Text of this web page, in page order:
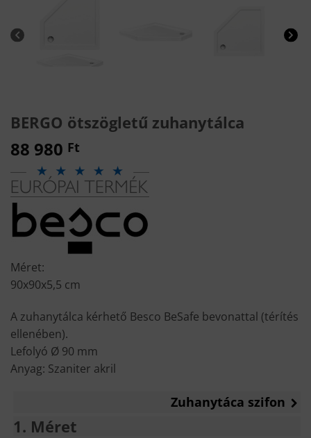
BERGO ötszögletű zuhanytálca
88 980 Ft
Méret:
90x90x5,5 cm
A zuhanytálca kérhető Besco BeSafe bevonattal (térítés
ellenében).
Lefolyó Ø 90 mm
Anyag: Szaniter akril
Zuhanytáca szifon
1 Méret